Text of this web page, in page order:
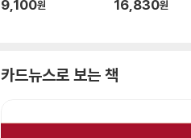
9,100원 16,830원
카드뉴스로 보는 책